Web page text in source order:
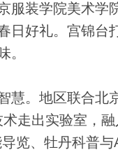
服装学院美术学
日好礼。宫锦台
。
地区联合北京
走出实验室，
览、牡丹科普